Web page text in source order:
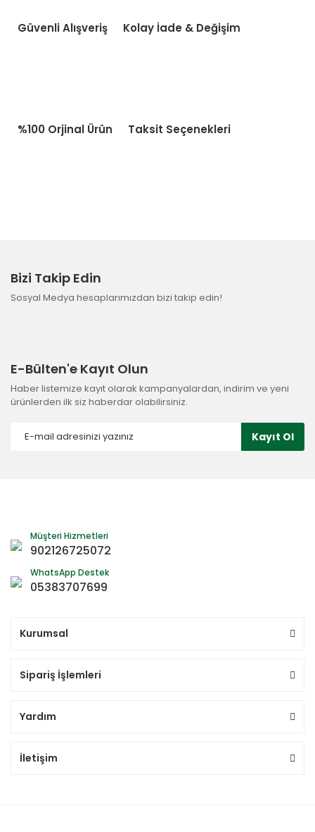
Güvenli Alışveriş Kolay İade & Değişim
%100 Orjinal Ürün Taksit Seçenekleri
Bizi Takip Edin
Sosyal Medya hesaplarımızdan bizi takip edin!
E-Bülten'e Kayıt Olun
Haber listemize kayıt olarak kampanyalardan, indirim ve yeni
ürünlerden ilk siz haberdar olabilirsiniz.
Kayıt Ol
Müşteri Hizmetleri
902126725072
WhatsApp Destek
05383707699
Kurumsal
Sipariş İşlemleri
Yardım
İletişim